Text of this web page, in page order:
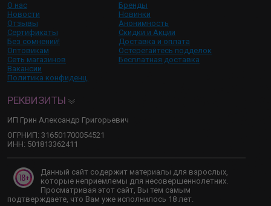
О нас
Новости
Отзывы
Сертификаты
Без сомнений!
Оптовикам
Сеть магазинов
Вакансии
Политика конфиденц.
Бренды
Новинки
Анонимность
Скидки и Акции
Доставка и оплата
Остерегайтесь подделок
Бесплатная доставка
РЕКВИЗИТЫ
ИП Грин Александр Григорьевич
ОГРНИП: 316501700054521
ИНН: 501813362411
Данный сайт содержит материалы для взрослых,
которые неприемлемы для несовершеннолетних.
Просматривая этот сайт, Вы тем самым
подтверждаете, что Вам уже исполнилось 18 лет.